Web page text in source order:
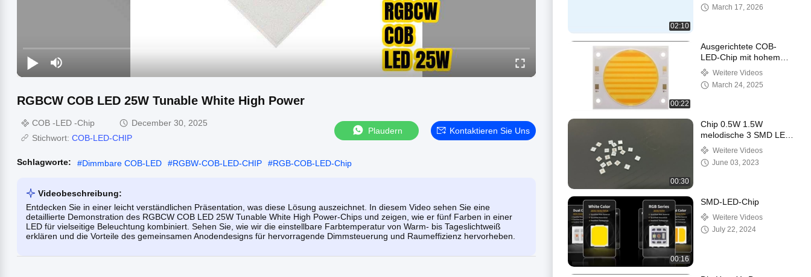
RGBCW COB LED 25W Tunable White High Power
COB -LED -Chip
December 30, 2025
Stichwort: COB-LED-CHIP
Plaudern Kontaktieren Sie Uns
Schlagworte: #Dimmbare COB-LED #RGBW-COB-LED-CHIP #RGB-COB-LED-Chip
Videobeschreibung:
Entdecken Sie in einer leicht verständlichen Präsentation, was diese Lösung auszeichnet. In diesem Video sehen Sie eine
detaillierte Demonstration des RGBCW COB LED 25W Tunable White High Power-Chips und zeigen, wie er fünf Farben in einer
LED für vielseitige Beleuchtung kombiniert. Sehen Sie, wie wir die einstellbare Farbtemperatur von Warm- bis Tageslichtweiß
erklären und die Vorteile des gemeinsamen Anodendesigns für hervorragende Dimmsteuerung und Raumeffizienz hervorheben.
02:10
March 17, 2026
00:22
Ausgerichtete COB-
LED-Chip mit hohem
Leuchtvolumen COB
150W+150W 54V LED
COB 2700K+6500K
Weitere Videos
March 24, 2025
00:30
Chip 0.5W 1.5W
melodische 3 SMD LED
3030 RGB in 1 eecellent
Farbe, die geführte
Chips mischt
Weitere Videos
June 03, 2023
00:16
SMD-LED-Chip
Weitere Videos
July 22, 2024